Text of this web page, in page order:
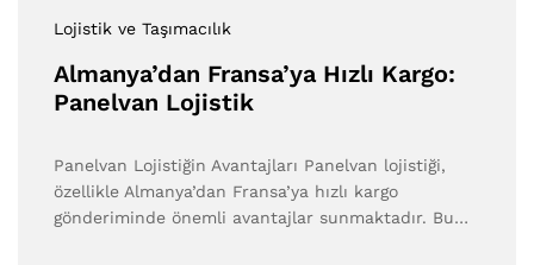
Lojistik ve Taşımacılık
Almanya’dan Fransa’ya Hızlı Kargo:
Panelvan Lojistik
Panelvan Lojistiğin Avantajları Panelvan lojistiği,
özellikle Almanya’dan Fransa’ya hızlı kargo
gönderiminde önemli avantajlar sunmaktadır. Bu…